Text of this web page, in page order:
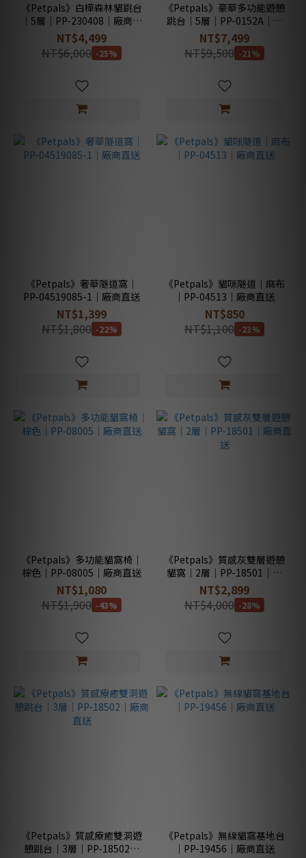
《Petpals》白樺森林貓跳台
｜5層｜PP-230408｜廠商直
送
NT$4,499
NT$6,000 -25%
《Petpals》豪華多功能遊憩
跳台｜5層｜PP-0152A｜廠
商直送
NT$7,499
NT$9,500 -21%
《Petpals》奢華隧道窩｜
PP-04519085-1｜廠商直送
NT$1,399
NT$1,800 -22%
《Petpals》貓咪隧道｜麻布
｜PP-04513｜廠商直送
NT$850
NT$1,100 -23%
《Petpals》多功能貓窩椅｜
棕色｜PP-08005｜廠商直送
NT$1,080
NT$1,900 -43%
《Petpals》質感灰雙層遊憩
貓窩｜2層｜PP-18501｜廠
商直送
NT$2,899
NT$4,000 -28%
《Petpals》質感療癒雙洞遊
憩跳台｜3層｜PP-18502｜
《Petpals》無線貓窩基地台
｜PP-19456｜廠商直送